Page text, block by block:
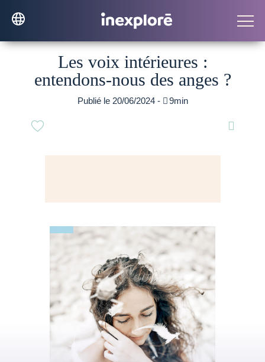
Les voix intérieures :
entendons-nous des anges ?
Publié le 20/06/2024 - 9min
